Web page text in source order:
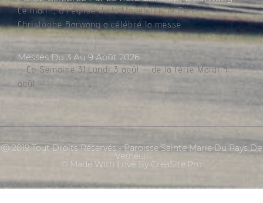
Ce matin, à l’église de la Madeleine, le Père
Christophe Barwang a célébré la messe.
Messes Du 3 Au 9 Août 2026
– Co Semaine 31 Lundi 3 août – de la férie Mardi 4
août –
Ⓒ 2019 Tout Droits Réservés - Paroisse Sainte Marie Du Pays De
Verneuil
© Made With Love By CreaSite.Pro